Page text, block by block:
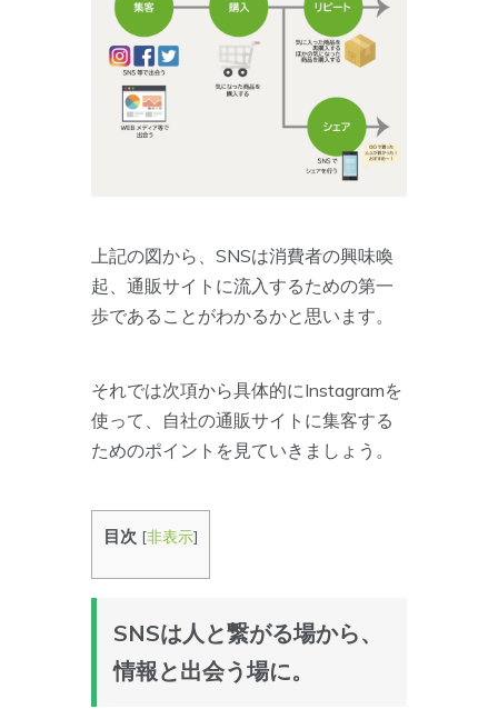
上記の図から、SNSは消費者の興味喚
起、通販サイトに流入するための第一
歩であることがわかるかと思います。
それでは次項から具体的にInstagramを
使って、自社の通販サイトに集客する
ためのポイントを見ていきましょう。
目次 [非表示]
SNSは人と繋がる場から、
情報と出会う場に。